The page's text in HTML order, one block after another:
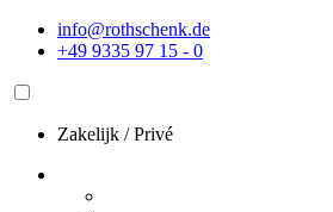
naar
inhoud
info@rothschenk.de
+49 9335 97 15 - 0
Zakelijk /Privé